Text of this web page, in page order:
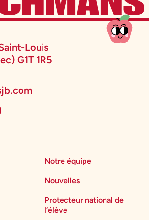
Louis
G1T 1R5
Notre équipe
Nouvelles
Protecteur national de
l’élève